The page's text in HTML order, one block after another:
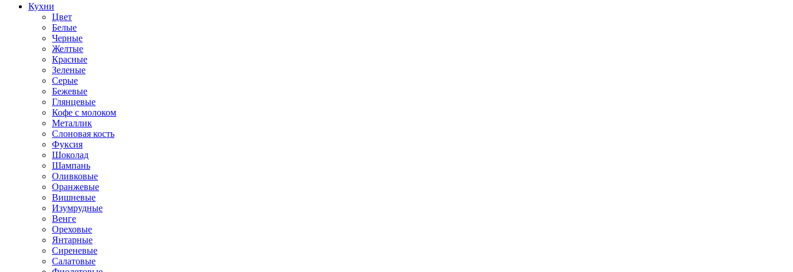
Кухни
Цвет
Белые
Черные
Желтые
Красные
Зеленые
Серые
Бежевые
Глянцевые
Кофе с молоком
Металлик
Слоновая кость
Фуксия
Шоколад
Шампань
Оливковые
Оранжевые
Вишневые
Изумрудные
Венге
Ореховые
Янтарные
Сиреневые
Салатовые